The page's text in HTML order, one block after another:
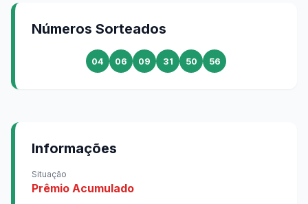
Números Sorteados
04 06 09 31 50 56
Informações
Situação
Prêmio Acumulado